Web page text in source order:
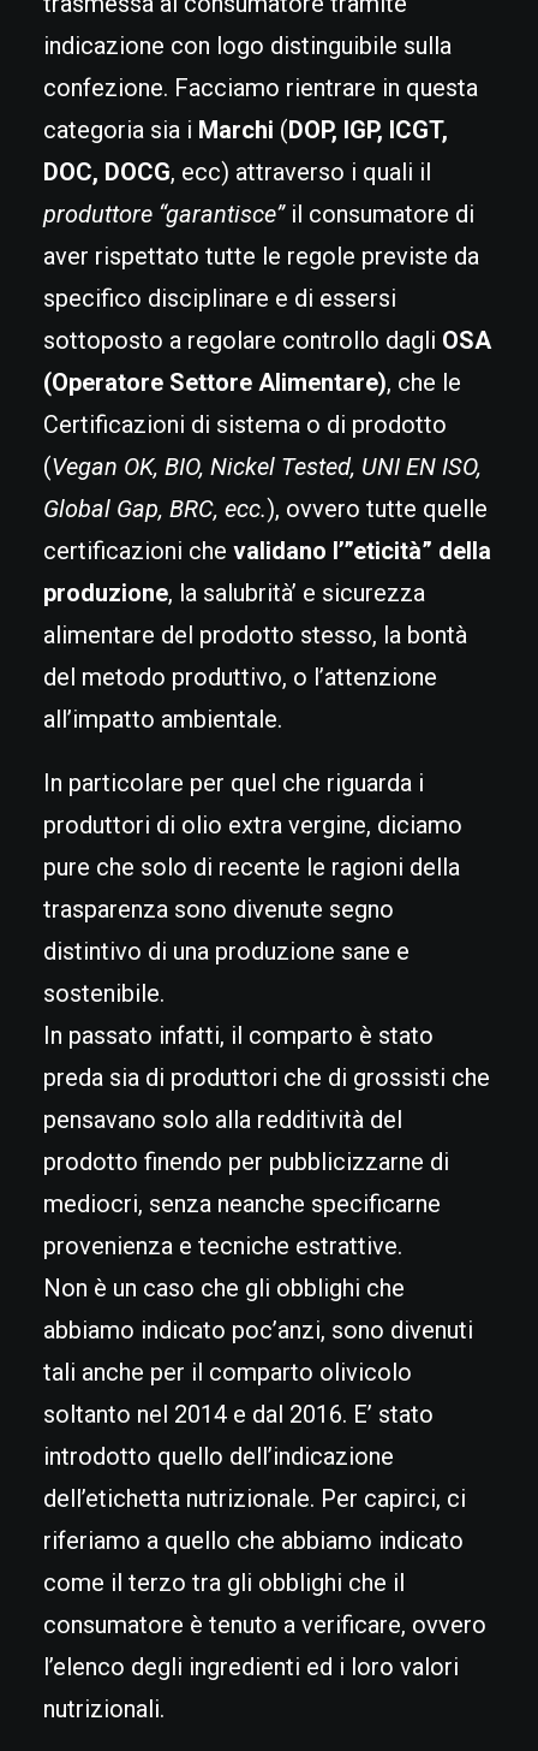
indicazione con logo distinguibile sulla
confezione. Facciamo rientrare in questa
categoria sia i Marchi (DOP, IGP, ICGT,
DOC, DOCG, ecc) attraverso i quali il
produttore “garantisce”il consumatore di
aver rispettato tutte le regole previste da
specifico disciplinare e di essersi
sottoposto a regolare controllo dagli OSA
(Operatore Settore Alimentare), che le
Certificazioni di sistema o di prodotto
(Vegan OK, BIO, Nickel Tested, UNI EN ISO,
Global Gap, BRC, ecc.), ovvero tutte quelle
certificazioni che validano l’”eticità” della
produzione, la salubrità’ e sicurezza
alimentare del prodotto stesso, la bontà
del metodo produttivo, o l’attenzione
all’impatto ambientale.
In particolare per quel che riguarda i
produttori di olio extra vergine, diciamo
pure che solo di recente le ragioni della
trasparenza sono divenute segno
distintivo di una produzione sane e
sostenibile.
In passato infatti, il comparto è stato
preda sia di produttori che di grossisti che
pensavano solo alla redditività del
prodotto finendo per pubblicizzarne di
mediocri, senza neanche specificarne
provenienza e tecniche estrattive.
Non è un caso che gli obblighi che
abbiamo indicato poc’anzi, sono divenuti
tali anche per il comparto olivicolo
soltanto nel 2014 e dal 2016. E’ stato
introdotto quello dell’indicazione
dell’etichetta nutrizionale. Per capirci, ci
riferiamo a quello che abbiamo indicato
come il terzo tra gli obblighi che il
consumatore è tenuto a verificare, ovvero
l’elenco degli ingredienti ed i loro valori
nutrizionali.